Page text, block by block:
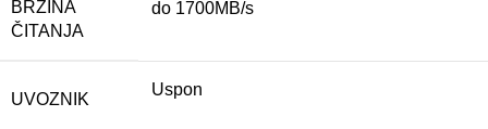
BRZINA
ČITANJA
do 1700MB/s
UVOZNIK
Uspon